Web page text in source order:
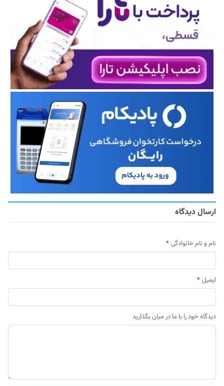
ارسال دیدگاه
نام و نام خانوادگی *
ایمیل *
دیدگاه خود را با ما در میان بگذارید